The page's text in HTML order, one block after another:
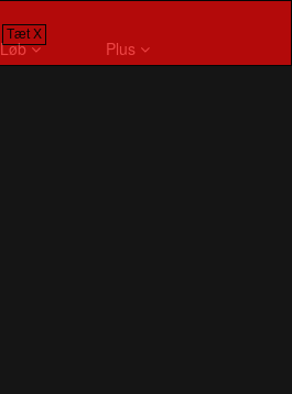
Tæt X
Løb Plus